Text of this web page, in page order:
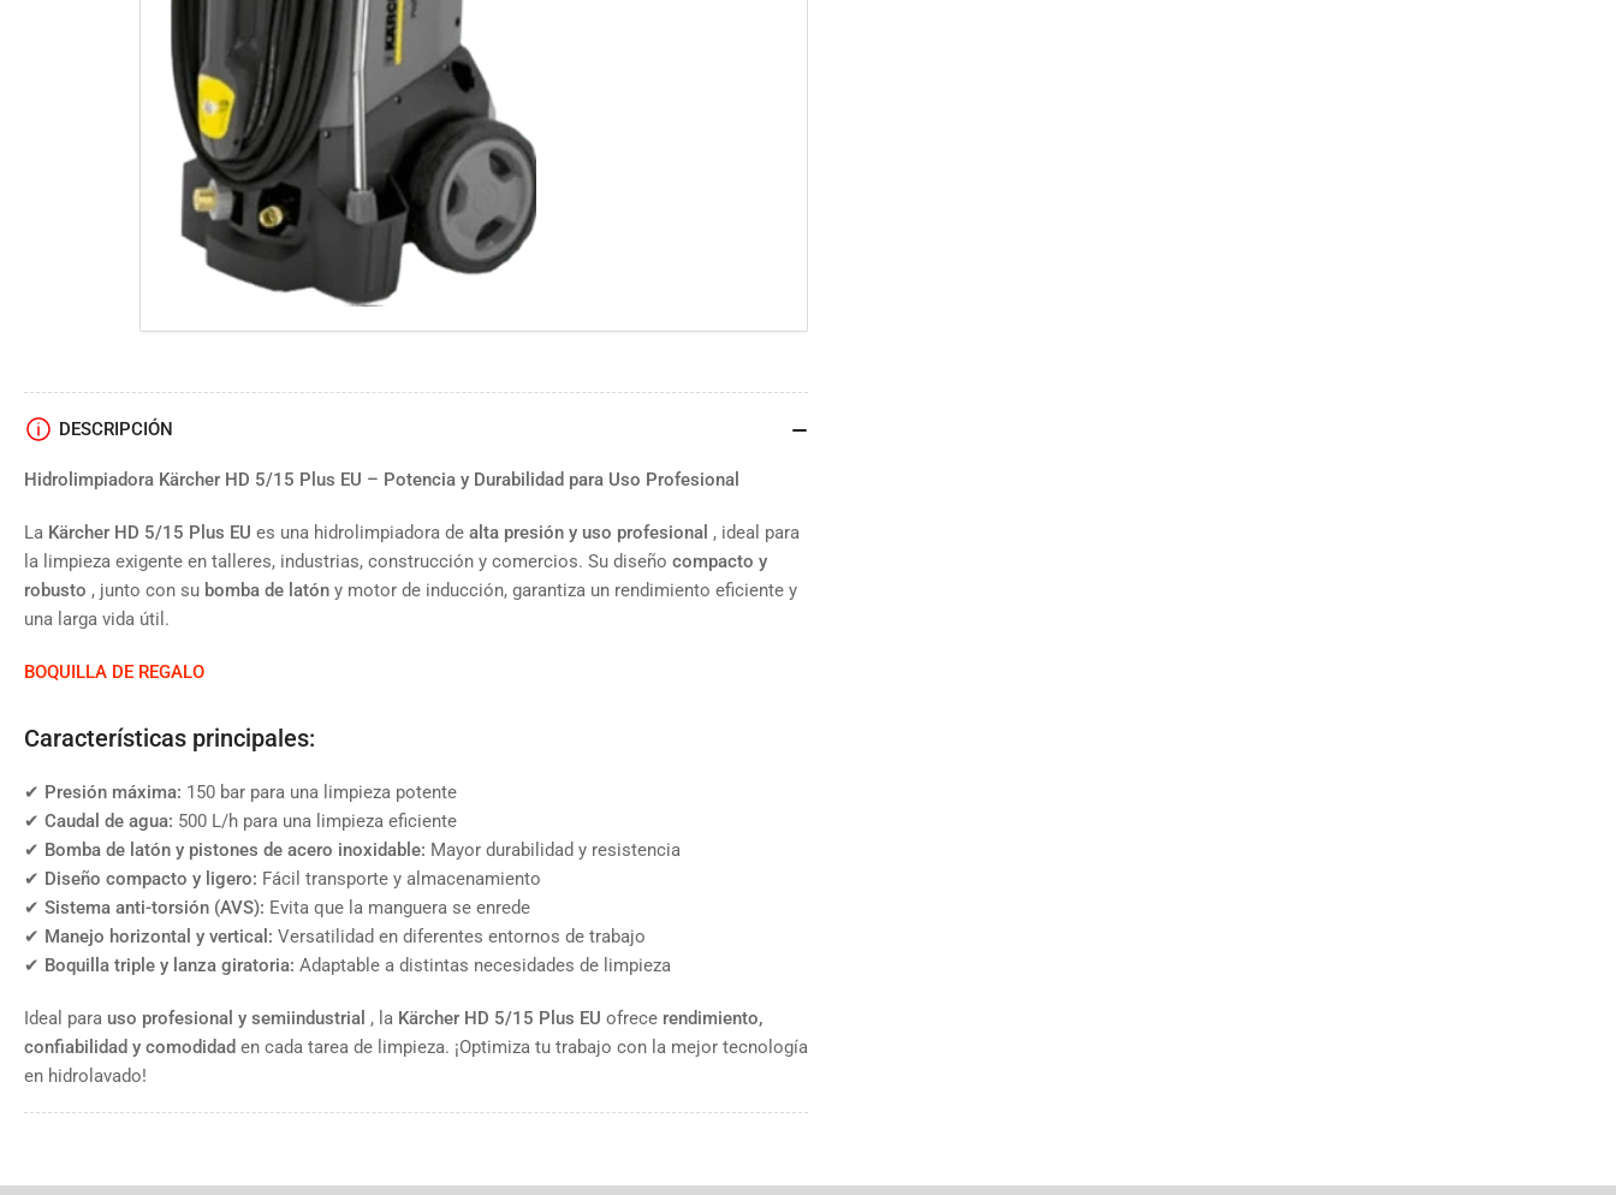
DESCRIPCIÓN
Hidrolimpiadora Kärcher HD 5/15 Plus EU – Potencia y Durabilidad para Uso Profesional
La Kärcher HD 5/15 Plus EU es una hidrolimpiadora de alta presión y uso profesional , ideal para
la limpieza exigente en talleres, industrias, construcción y comercios. Su diseño compacto y
robusto , junto con su bomba de latón y motor de inducción, garantiza un rendimiento eficiente y
una larga vida útil.
BOQUILLA DE REGALO
Características principales:
✔ Presión máxima: 150 bar para una limpieza potente
✔ Caudal de agua: 500 L/h para una limpieza eficiente
✔ Bomba de latón y pistones de acero inoxidable: Mayor durabilidad y resistencia
✔ Diseño compacto y ligero: Fácil transporte y almacenamiento
✔ Sistema anti-torsión (AVS): Evita que la manguera se enrede
✔ Manejo horizontal y vertical: Versatilidad en diferentes entornos de trabajo
✔ Boquilla triple y lanza giratoria: Adaptable a distintas necesidades de limpieza
Ideal para uso profesional y semiindustrial , la Kärcher HD 5/15 Plus EU ofrece rendimiento,
confiabilidad y comodidad en cada tarea de limpieza. ¡Optimiza tu trabajo con la mejor tecnología
en hidrolavado!